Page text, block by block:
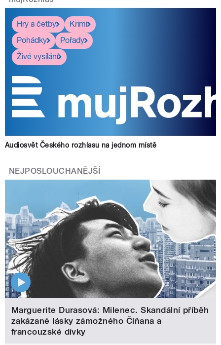
Hry a četby
Krimi
Pohádky
Pořady
Živé vysílání
Audiosvět Českého rozhlasu na jednom místě
NEJPOSLOUCHANĚJŠÍ
Marguerite Durasová: Milenec. Skandální příběh
zakázané lásky zámožného Číňana a
francouzské dívky